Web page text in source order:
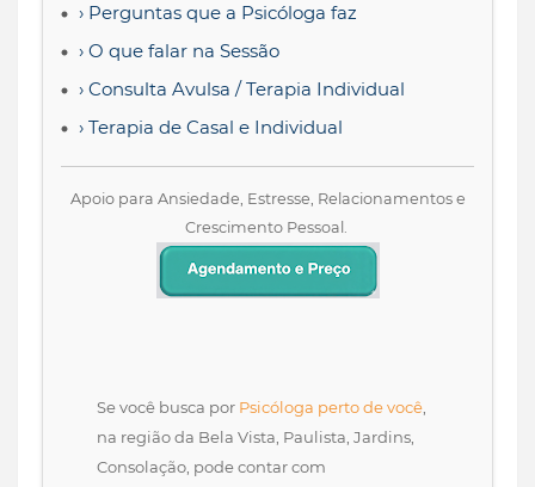
› Perguntas que a Psicóloga faz
› O que falar na Sessão
› Consulta Avulsa / Terapia Individual
› Terapia de Casal e Individual
Apoio para Ansiedade, Estresse, Relacionamentos e
Crescimento Pessoal.
Se você busca por Psicóloga perto de você,
na região da Bela Vista, Paulista, Jardins,
Consolação, pode contar com